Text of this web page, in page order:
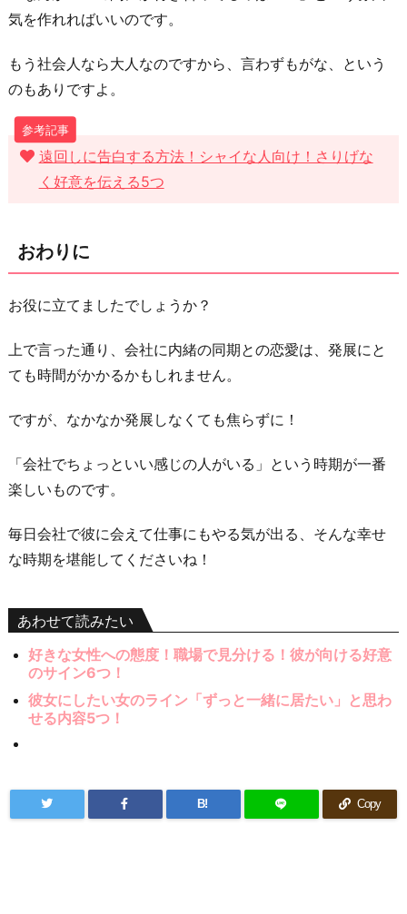
気を作れればいいのです。
もう社会人なら大人なのですから、言わずもがな、という
のもありですよ。
遠回しに告白する方法！シャイな人向け！さりげな
く好意を伝える5つ
おわりに
お役に立てましたでしょうか？
上で言った通り、会社に内緒の同期との恋愛は、発展にと
ても時間がかかるかもしれません。
ですが、なかなか発展しなくても焦らずに！
「会社でちょっといい感じの人がいる」という時期が一番
楽しいものです。
毎日会社で彼に会えて仕事にもやる気が出る、そんな幸せ
な時期を堪能してくださいね！
あわせて読みたい
好きな女性への態度！職場で見分ける！彼が向ける好意
のサイン6つ！
彼女にしたい女のライン「ずっと一緒に居たい」と思わ
せる内容5つ！
B! Copy